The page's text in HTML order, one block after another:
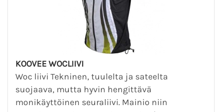
KOOVEE WOCLIIVI
Woc liivi Tekninen, tuulelta ja sateelta
suojaava, mutta hyvin hengittävä
monikäyttöinen seuraliivi. Mainio niin